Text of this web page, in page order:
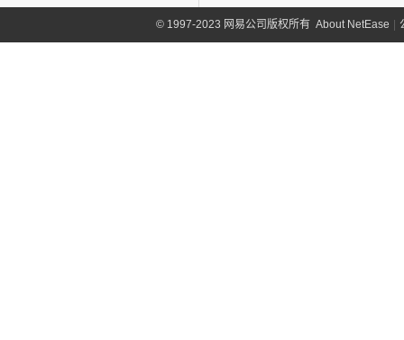
©1997-2023 网易公司版权所有 About NetEase